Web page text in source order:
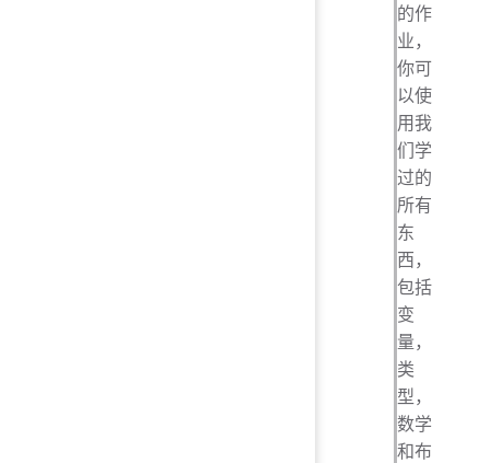
的作
业，
你可
以使
用我
们学
过的
所有
东
西，
包括
变
量，
类
型，
数学
和布